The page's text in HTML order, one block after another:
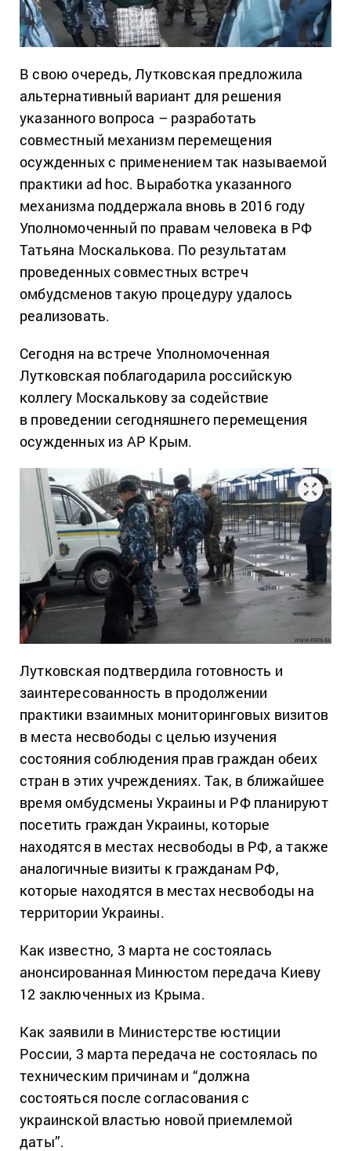
В свою очередь, Лутковская предложила
альтернативный вариант для решения
указанного вопроса – разработать
совместный механизм перемещения
осужденных с применением так называемой
практики ad hoc. Выработка указанного
механизма поддержала вновь в 2016 году
Уполномоченный по правам человека в РФ
Татьяна Москалькова. По результатам
проведенных совместных встреч
омбудсменов такую процедуру удалось
реализовать.
Сегодня на встрече Уполномоченная
Лутковская поблагодарила российскую
коллегу Москалькову за содействие
в проведении сегодняшнего перемещения
осужденных из АР Крым.
Лутковская подтвердила готовность и
заинтересованность в продолжении
практики взаимных мониторинговых визитов
в места несвободы с целью изучения
состояния соблюдения прав граждан обеих
стран в этих учреждениях. Так, в ближайшее
время омбудсмены Украины и РФ планируют
посетить граждан Украины, которые
находятся в местах несвободы в РФ, а также
аналогичные визиты к гражданам РФ,
которые находятся в местах несвободы на
территории Украины.
Как известно, 3 марта не состоялась
анонсированная Минюстом передача Киеву
12 заключенных из Крыма.
Как заявили в Министерстве юстиции
России, 3 марта передача не состоялась по
техническим причинам и “должна
состояться после согласования с
украинской властью новой приемлемой
даты”.